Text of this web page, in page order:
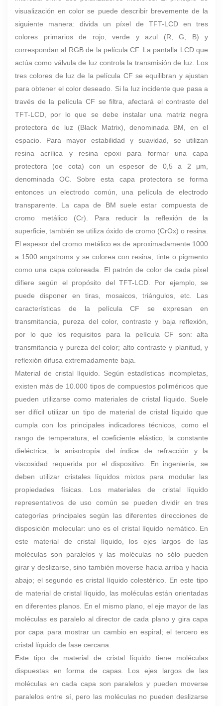
visualización en color se puede describir brevemente de la
siguiente manera: divida un píxel de TFT-LCD en tres
colores primarios de rojo, verde y azul (R, G, B) y
correspondan al RGB de la película CF. La pantalla LCD que
actúa como válvula de luz controla la transmisión de luz. Los
tres colores de luz de la película CF se equilibran y ajustan
para obtener el color deseado. Si la luz incidente que pasa a
través de la película CF se filtra, afectará el contraste del
TFT-LCD, por lo que se debe instalar una matriz negra
protectora de luz (Black Matrix), denominada BM, en el
espacio. Para mayor estabilidad y suavidad, se utilizan
resina acrílica y resina epoxi para formar una capa
protectora (oe cota) con un espesor de 0,5 a 2 μm,
denominada OC. Sobre esta capa protectora se forma
entonces un electrodo común, una película de electrodo
transparente. La capa de BM suele estar compuesta de
cromo metálico (Cr). Para reducir la reflexión de la
superficie, también se utiliza óxido de cromo (CrOx) o resina.
El espesor del cromo metálico es de aproximadamente 1000
a 1500 angstroms y se colorea con resina, tinte o pigmento
como una capa coloreada. El patrón de color de cada píxel
difiere según el propósito del TFT-LCD. Por ejemplo, se
puede disponer en tiras, mosaicos, triángulos, etc. Las
características de la película CF se expresan en
transmitancia, pureza del color, contraste y baja reflexión,
por lo que los requisitos para la película CF son: alta
transmitancia y pureza del color; alto contraste y planitud, y
reflexión difusa extremadamente baja.
Material de cristal líquido. Según estadísticas incompletas,
existen más de 10.000 tipos de compuestos poliméricos que
pueden utilizarse como materiales de cristal líquido. Suele
ser difícil utilizar un tipo de material de cristal líquido que
cumpla con los principales indicadores técnicos, como el
rango de temperatura, el coeficiente elástico, la constante
dieléctrica, la anisotropía del índice de refracción y la
viscosidad requerida por el dispositivo. En ingeniería, se
deben utilizar cristales líquidos mixtos para modular las
propiedades físicas. Los materiales de cristal líquido
representativos de uso común se pueden dividir en tres
categorías principales según las diferentes direcciones de
disposición molecular: uno es el cristal líquido nemático. En
este material de cristal líquido, los ejes largos de las
moléculas son paralelos y las moléculas no sólo pueden
girar y deslizarse, sino también moverse hacia arriba y hacia
abajo; el segundo es cristal líquido colestérico. En este tipo
de material de cristal líquido, las moléculas están orientadas
en diferentes planos. En el mismo plano, el eje mayor de las
moléculas es paralelo al director de cada plano y gira capa
por capa para mostrar un cambio en espiral; el tercero es
cristal líquido de fase cercana.
Este tipo de material de cristal líquido tiene moléculas
dispuestas en forma de capas. Los ejes largos de las
moléculas en cada capa son paralelos y pueden moverse
paralelos entre sí, pero las moléculas no pueden deslizarse